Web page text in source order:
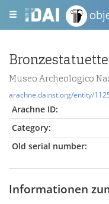
Museo Archeologico
arachne.dainst.org/entity/
Arachne ID:
Category:
Old serial number:
Informationen